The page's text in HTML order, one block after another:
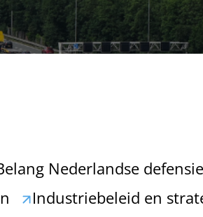
Nederlandse
Industriebeleid en